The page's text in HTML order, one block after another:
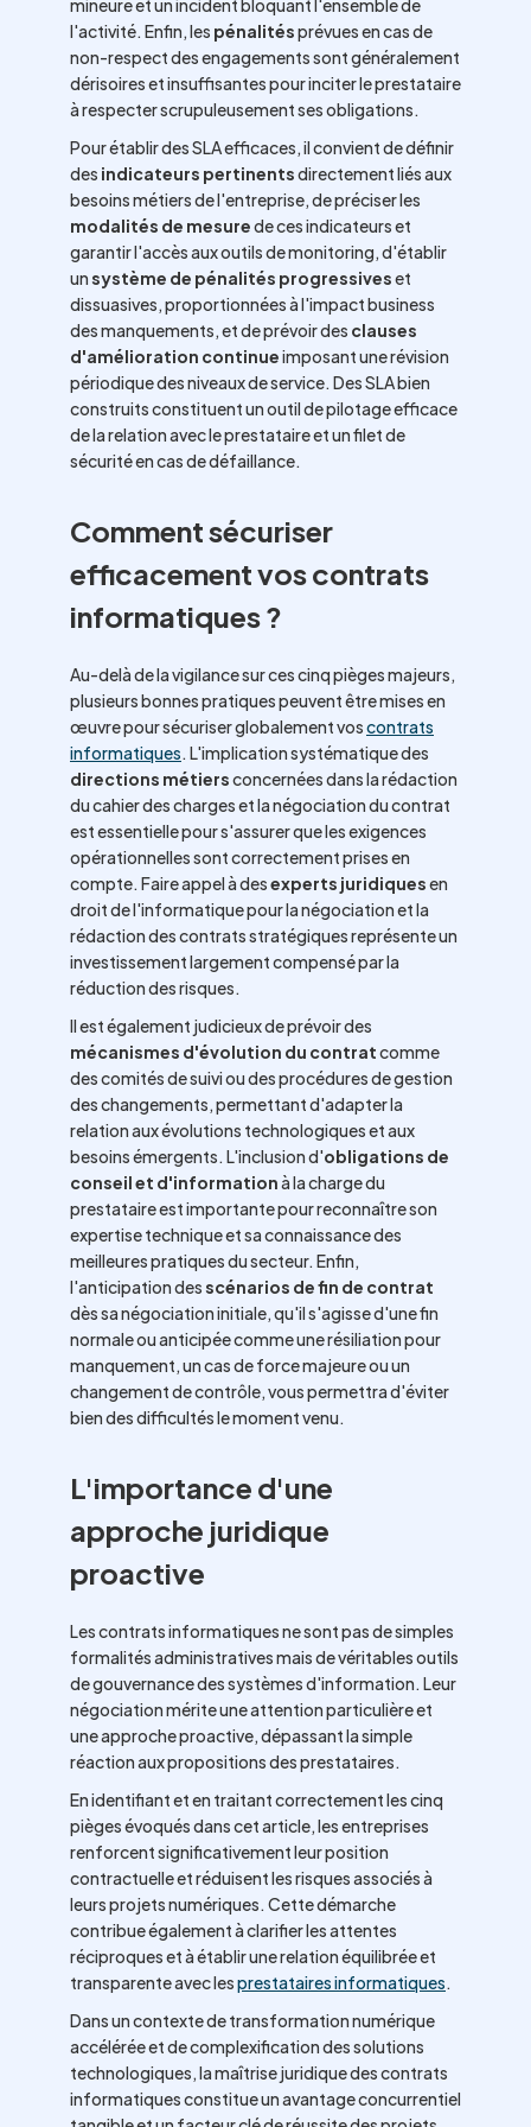
mineure et un incident bloquant l'ensemble de
l'activité. Enfin, les pénalitésprévues en cas de
non-respect des engagements sont généralement
dérisoires et insuffisantes pour inciter le prestataire
à respecter scrupuleusement ses obligations.
Pour établir des SLA efficaces, il convient de définir
des indicateurs pertinentsdirectement liés aux
besoins métiers de l'entreprise, de préciser les
modalités de mesurede ces indicateurs et
garantir l'accès aux outils de monitoring, d'établir
unsystème de pénalités progressiveset
dissuasives, proportionnées à l'impact business
des manquements, et de prévoir des clauses
d'amélioration continueimposant une révision
périodique des niveaux de service. Des SLA bien
construits constituent un outil de pilotage efficace
de la relation avec le prestataire et un filet de
sécurité en cas de défaillance.
Comment sécuriser
efficacement vos contrats
informatiques ?
Au-delà de la vigilance sur ces cinq pièges majeurs,
plusieurs bonnes pratiques peuvent être mises en
œuvre pour sécuriser globalement voscontrats
informatiques. L'implication systématique des
directions métiersconcernées dans la rédaction
du cahier des charges et la négociation du contrat
est essentielle pour s'assurer que les exigences
opérationnelles sont correctement prises en
compte. Faire appel à desexperts juridiquesen
droit de l'informatique pour la négociation et la
rédaction des contrats stratégiques représente un
investissement largement compensé par la
réduction des risques.
Il est également judicieux de prévoir des
mécanismes d'évolution du contratcomme
des comités de suivi ou des procédures de gestion
des changements, permettant d'adapter la
relation aux évolutions technologiques et aux
besoins émergents. L'inclusion d'obligations de
conseil et d'informationà la charge du
prestataire est importante pour reconnaître son
expertise technique et sa connaissance des
meilleures pratiques du secteur. Enfin,
l'anticipation desscénarios de fin de contrat
dès sa négociation initiale, qu'il s'agisse d'une fin
normale ou anticipée comme une résiliation pour
manquement, un cas de force majeure ou un
changement de contrôle, vous permettra d'éviter
bien des difficultés le moment venu.
L'importance d'une
approche juridique
proactive
Les contrats informatiques ne sont pas de simples
formalités administratives mais de véritables outils
de gouvernance des systèmes d'information. Leur
négociation mérite une attention particulière et
une approche proactive, dépassant la simple
réaction aux propositions des prestataires.
En identifiant et en traitant correctement les cinq
pièges évoqués dans cet article, les entreprises
renforcent significativement leur position
contractuelle et réduisent les risques associés à
leurs projets numériques. Cette démarche
contribue également à clarifier les attentes
réciproques et à établir une relation équilibrée et
transparente avec lesprestataires informatiques.
Dans un contexte de transformation numérique
accélérée et de complexification des solutions
technologiques, la maîtrise juridique des contrats
informatiques constitue un avantage concurrentiel